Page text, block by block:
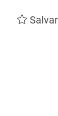
Salvar